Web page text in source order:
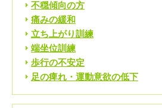
不穏傾向の方
痛みの緩和
立ち上がり訓練
端坐位訓練
歩行の不安定
足の痺れ・運動意欲の低下